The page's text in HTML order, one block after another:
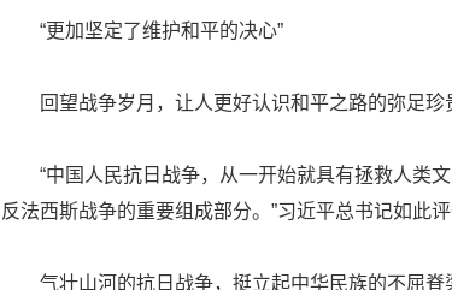
“更加坚定了维护和平的决心”
回望战争岁月，让人更好认识和平之路的弥足珍
“中国人民抗日战争，从一开始就具有拯救人类
反法西斯战争的重要组成部分。”习近平总书记如此
气壮山河的抗日战争，挺立起中华民族的不屈